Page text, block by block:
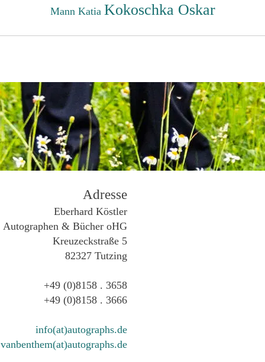
Mann Katia Kokoschka Oskar
Adresse
Eberhard Köstler
Autographen & Bücher oHG
Kreuzeckstraße 5
82327 Tutzing
+49 (0)8158 . 3658
+49 (0)8158 . 3666
info(at)autographs.de
vanbenthem(at)autographs.de